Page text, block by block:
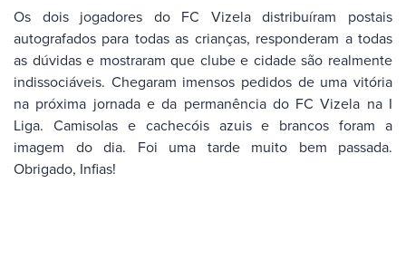
Os dois jogadores do FC Vizela distribuíram postais
autografados para todas as crianças, responderam a todas
as dúvidas e mostraram que clube e cidade são realmente
indissociáveis. Chegaram imensos pedidos de uma vitória
na próxima jornada e da permanência do FC Vizela na I
Liga. Camisolas e cachecóis azuis e brancos foram a
imagem do dia. Foi uma tarde muito bem passada.
Obrigado, Infias!